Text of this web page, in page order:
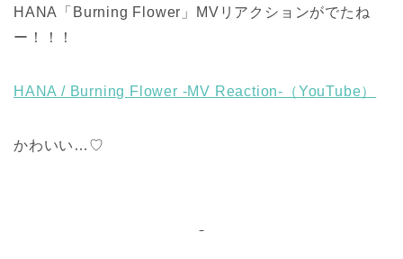
HANA「Burning Flower」MVリアクションがでたね
ー！！！
HANA / Burning Flower -MV Reaction-（YouTube）
かわいい…♡